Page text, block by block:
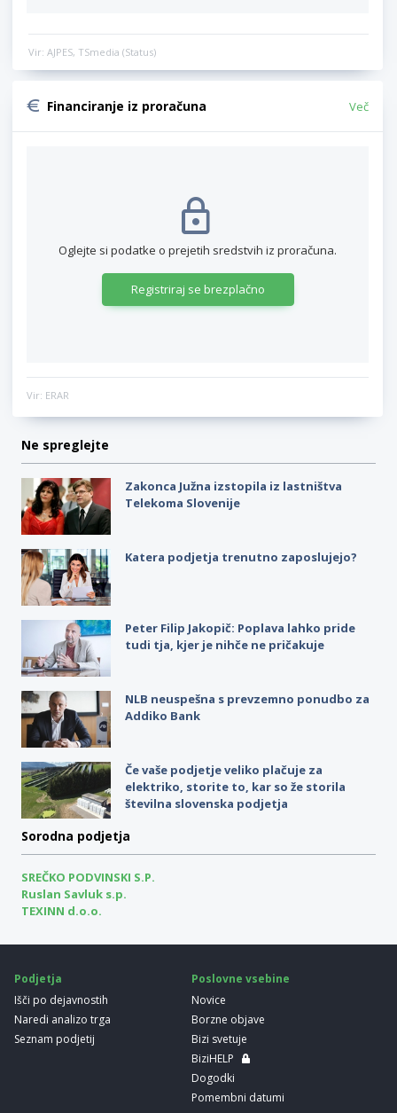
Vir: AJPES, TSmedia (Status)
Financiranje iz proračuna Več
Oglejte si podatke o prejetih sredstvih iz proračuna.
Registriraj se brezplačno
Vir: ERAR
Ne spreglejte
Zakonca Južna izstopila iz lastništva
Telekoma Slovenije
Katera podjetja trenutno zaposlujejo?
Peter Filip Jakopič: Poplava lahko pride
tudi tja, kjer je nihče ne pričakuje
NLB neuspešna s prevzemno ponudbo za
Addiko Bank
Če vaše podjetje veliko plačuje za
elektriko, storite to, kar so že storila
številna slovenska podjetja
Sorodna podjetja
SREČKO PODVINSKI S.P.
Ruslan Savluk s.p.
TEXINN d.o.o.
Podjetja
Išči po dejavnostih
Naredi analizo trga
Seznam podjetij
Poslovne vsebine
Novice
Borzne objave
Bizi svetuje
BiziHELP
Dogodki
Pomembni datumi